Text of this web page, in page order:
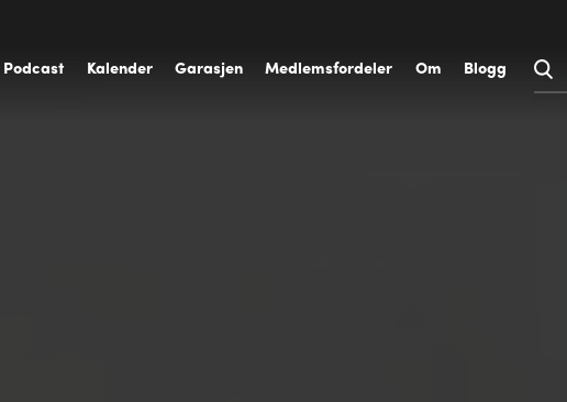
Podcast Kalender Garasjen Medlemsfordeler Om Blogg